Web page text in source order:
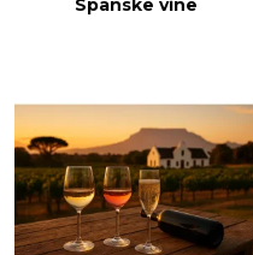
Spanske vine